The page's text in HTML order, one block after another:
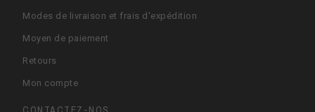
Modes de livraison et frais d'expédition
Moyen de paiement
Retours
Mon compte